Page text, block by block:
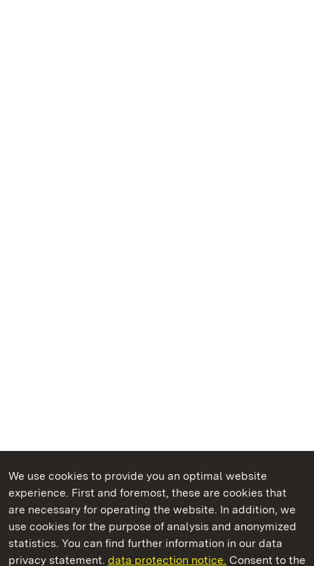
We use cookies to provide you an optimal website
experience. First and foremost, these are cookies that
are necessary for operating the website. In addition, we
use cookies for the purpose of analysis and anonymized
statistics. You can find further information in our data
privacy statement. data protection notice. Consent to the
State Palaces and Gardens of Baden-Wuerttemberg